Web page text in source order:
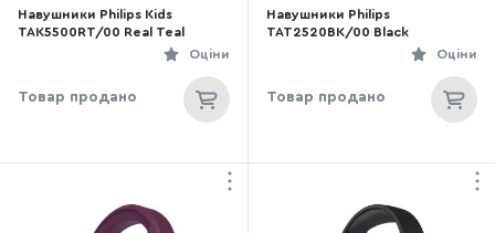
Навушники Philips Kids
TAK5500RT/00 Real Teal
Оціни
Товар продано
Навушники Philips
TAT2520BK/00 Black
Оціни
Товар продано